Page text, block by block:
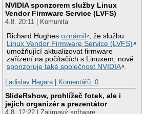
NVIDIA sponzorem služby Linux
Vendor Firmware Service (LVFS)
4.8. 20:11 | Komunita
Richard Hughesoznámil
, že službu
Linux Vendor Firmware Service (LVFS)
umožňující aktualizovat firmware
zařízení na počítačích s Linuxem, nově
sponzoruje také společnost NVIDIA .
Ladislav Hagara| Komentářů: 0
SlideRshow, prohlížeč fotek, ale i
jejich organizér a prezentátor
4.8. 12:22 | Zajímavý software